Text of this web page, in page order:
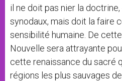
il ne doit pas nier la
synodaux, mais doit la faire
sensibilité humaine. De
Nouvelle sera attrayante
cette renaissance du sacré
régions les plus sauvages de